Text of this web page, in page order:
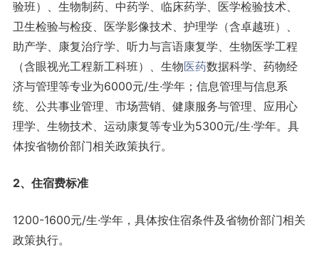
验班）、生物制药、中药学、临床药学、医学检验技术、
卫生检验与检疫、医学影像技术、护理学（含卓越班）、
助产学、康复治疗学、听力与言语康复学、生物医学工程
（含眼视光工程新工科班）、生物医药数据科学、药物经
济与管理等专业为6000元/生·学年；信息管理与信息系
统、公共事业管理、市场营销、健康服务与管理、应用心
理学、生物技术、运动康复等专业为5300元/生·学年。具
体按省物价部门相关政策执行。
2、住宿费标准
1200-1600元/生·学年，具体按住宿条件及省物价部门相关
政策执行。